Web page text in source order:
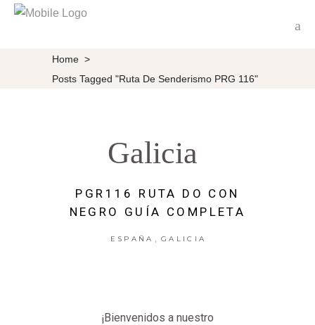
Home >
Posts Tagged "Ruta De Senderismo PRG 116"
Galicia
PGR116 RUTA DO CON
NEGRO GUÍA COMPLETA
ESPAÑA GALICIA
¡Bienvenidos a nuestro